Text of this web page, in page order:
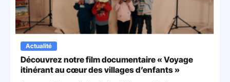
Actualité
Découvrez notre film documentaire « Voyage
itinérant au cœur des villages d’enfants »